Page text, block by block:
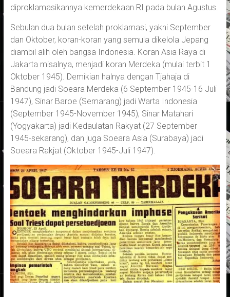
diproklamasikannya kemerdekaan RI pada bulan Agustus.
Sebulan dua bulan setelah proklamasi, yakni September
dan Oktober, koran-koran yang semula dikelola Jepang
diambil alih oleh bangsa Indonesia. Koran Asia Raya di
Jakarta misalnya, menjadi koran Merdeka (mulai terbit 1
Oktober 1945). Demikian halnya dengan Tjahaja di
Bandung jadi Soeara Merdeka (6 September 1945-16 Juli
1947), Sinar Baroe (Semarang) jadi Warta Indonesia
(September 1945-November 1945), Sinar Matahari
(Yogyakarta) jadi Kedaulatan Rakyat (27 September
1945-sekarang), dan juga Soeara Asia (Surabaya) jadi
Soeara Rakjat (Oktober 1945-Juli 1947).